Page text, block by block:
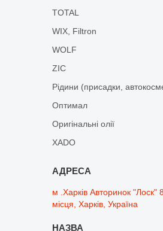
TOTAL
WIX, Filtron
WOLF
ZIC
Рідини (присадки,
Оптимал
Оригінальні олії
XADO
м .Харків Авторинок "Лоск"
місця, Харків, Україна